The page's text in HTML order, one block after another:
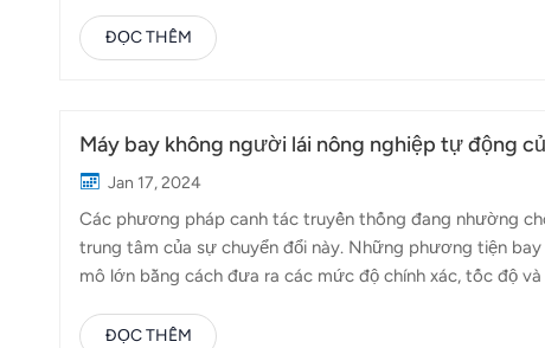
pháp bền vững, biến nó thành sự kiện quan trọng đối với
Ribeirão PretoNgày: Ngày 29 Tháng tư - thứ 3 Tháng 5
ĐỌC THÊM
Máy bay không người lái nông nghiệp tự động
Jan 17, 2024
Các phương pháp canh tác truyền thống đang nhường
trung tâm của sự chuyển đổi này. Những phương tiện
mô lớn bằng cách đưa ra các mức độ chính xác, tốc độ
hóa nhiều nhiệm vụ canh tác khác nhau. Hoạt động tự
ĐỌC THÊM